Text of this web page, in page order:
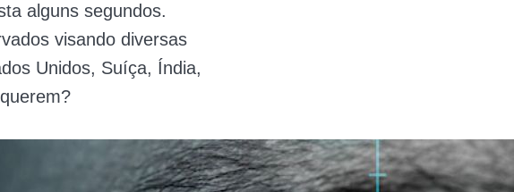
alguns segundos.
visando diversas
Unidos, Suíça, Índia,